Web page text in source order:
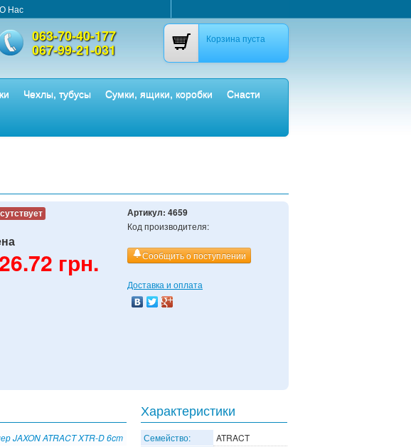
О Нас
063-70-40-177
067-99-21-031
Корзина пуста
Чехлы, тубусы Сумки, ящики, коробки
Снасти
грн.
Артикул: 4659
Код производителя:
Сообщить о поступлении
Доставка и оплата
JAXON ATRACT XTR-D 6cm
Характеристики
Семейство:
ATRACT